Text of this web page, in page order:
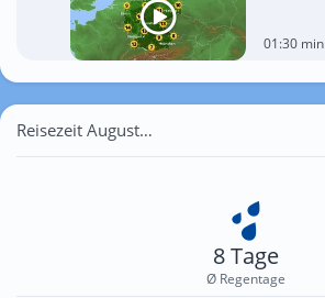
01:30 min
Reisezeit August für Gothen
8 Tage
Ø Regentage